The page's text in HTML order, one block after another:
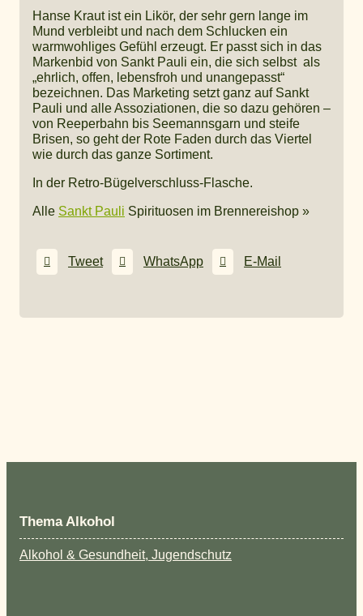
Hanse Kraut ist ein Likör, der sehr gern lange im
Mund verbleibt und nach dem Schlucken ein
warmwohliges Gefühl erzeugt. Er passt sich in das
Markenbid von Sankt Pauli ein, die sich selbst als
„ehrlich, offen, lebensfroh und unangepasst“
bezeichnen. Das Marketing setzt ganz auf Sankt
Pauli und alle Assoziationen, die so dazu gehören –
von Reeperbahn bis Seemannsgarn und steife
Brisen, so geht der Rote Faden durch das Viertel
wie durch das ganze Sortiment.
In der Retro-Bügelverschluss-Flasche.
Alle Sankt Pauli Spirituosen im Brennereishop »
Tweet WhatsApp E-Mail
Thema Alkohol
Alkohol & Gesundheit, Jugendschutz